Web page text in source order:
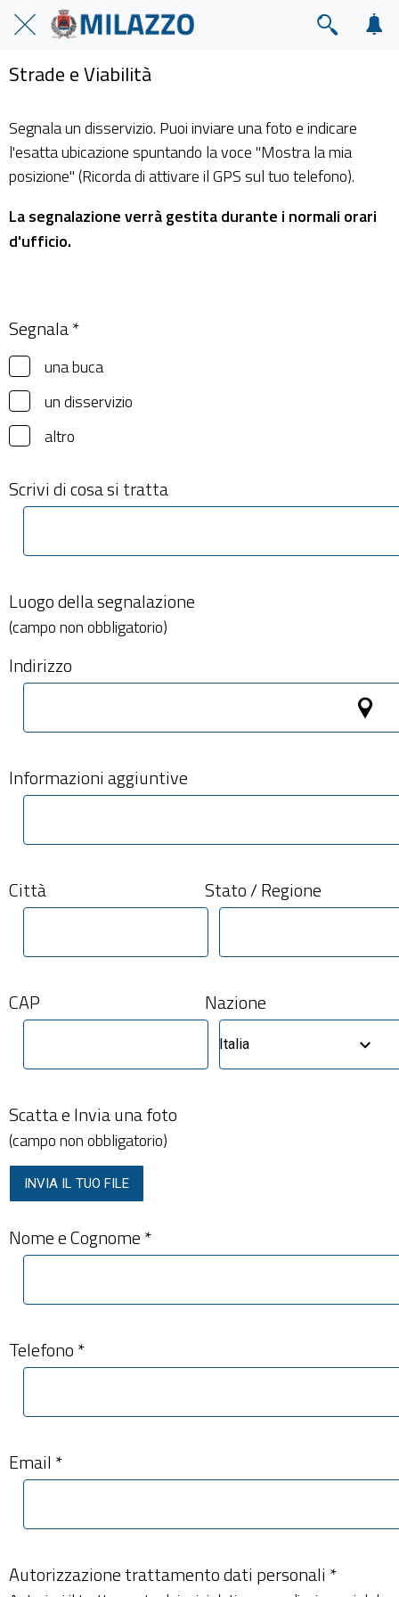
Strade e Viabilità
Segnala un disservizio. Puoi inviare una foto e indicare
l'esatta ubicazione spuntando la voce "Mostra la mia
posizione" (Ricorda di attivare il GPS sul tuo telefono).
La segnalazione verrà gestita durante i normali orari
d'ufficio.
Segnala *
una buca
un disservizio
altro
Scrivi di cosa si tratta
Luogo della segnalazione
(campo non obbligatorio)
Indirizzo
Informazioni aggiuntive
Città Stato / Regione
CAP Nazione
Italia
Scatta e Invia una foto
(campo non obbligatorio)
INVIA IL TUO FILE
Nome e Cognome *
Telefono *
Email *
Autorizzazione trattamento dati personali *